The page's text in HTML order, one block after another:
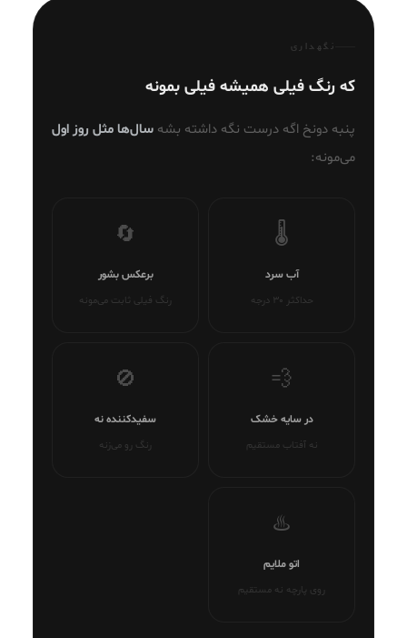
نگهداری
که رنگ فیلی همیشه فیلی بمونه
پنبه دونخ اگه درست نگه داشته بشه سال‌ها مثل روز اول
می‌مونه:
🌡️
آب سرد
حداکثر ۳۰ درجه
🔄
برعکس بشور
رنگ فیلی ثابت می‌مونه
💨
در سایه خشک
نه آفتاب مستقیم
🚫
سفیدکننده نه
رنگ رو می‌زنه
♨️
اتو ملایم
روی پارچه نه مستقیم